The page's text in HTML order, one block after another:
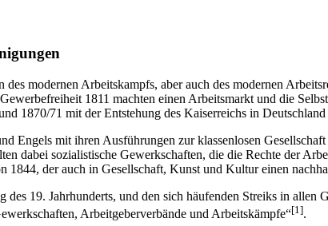
modernen Arbeitskampfs, aber auch des modernen
1811 machten einen Arbeitsmarkt und die
1870/71 mit der Entstehung des Kaiserreichs in
Engels mit ihren Ausführungen zur klassenlosen
dabei sozialistische Gewerkschaften, die die Rechte der
1844, der auch in Gesellschaft, Kunst und Kultur einen
19. Jahrhunderts, und den sich häufenden Streiks in allen
Arbeitgeberverbände und Arbeitskämpfe“[1].